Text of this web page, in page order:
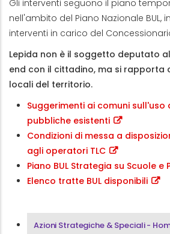
Gli interventi seguono il piano
nell'ambito del Piano Nazionale BUL,
interventi in carico del
Lepida non è il soggetto deputato
end con il cittadino, ma si rapporta
locali del territorio.
Suggerimenti ai comuni
pubbliche esistenti
Condizioni di messa a
agli operatori TLC
Piano BUL Strategia su Scuole e
Elenco tratte BUL disponibili
Menu Area Azioni
Azioni Strategiche & Speciali -